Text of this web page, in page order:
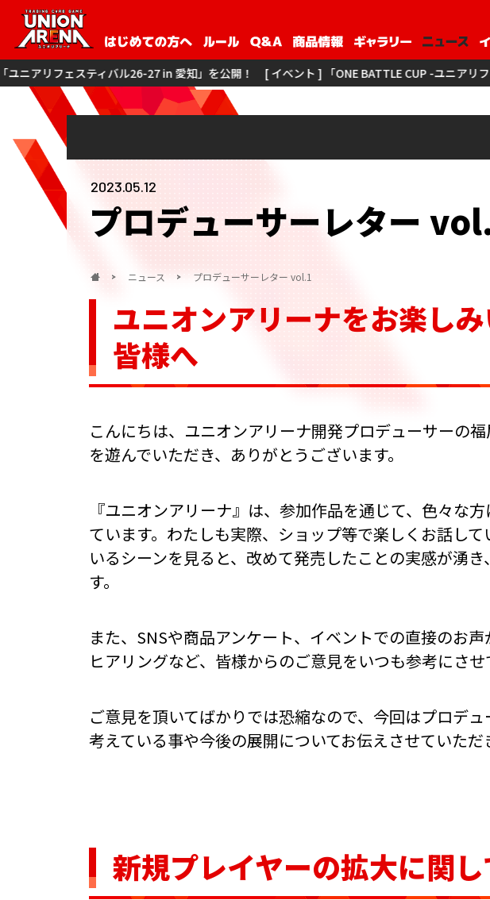
in 愛知」を公開！ [ イベント ] 「ONE BATTLE CUP -ユニアリフェスティバル26-27 in 愛知-
2023.05.12
プロデューサーレター
ニュース プロデューサーレター vol.1
ユニオンアリーナをお楽し
皆様へ
こんにちは、ユニオンアリーナ開発プロデューサーの福
を遊んでいただき、ありがとうございます。
『ユニオンアリーナ』は、参加作品を通じて、色々な
ています。わたしも実際、ショップ等で楽しくお話し
いるシーンを見ると、改めて発売したことの実感が湧
す。
また、SNSや商品アンケート、イベントでの直接のお
ヒアリングなど、皆様からのご意見をいつも参考にさせ
ご意見を頂いてばかりでは恐縮なので、今回はプロデ
考えている事や今後の展開についてお伝えさせていただ
新規プレイヤーの拡大に関し